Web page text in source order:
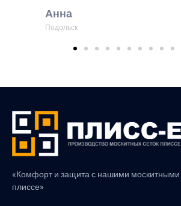
Анна
Подольск
«Комфорт и защита с нашими москитными
плиссе»